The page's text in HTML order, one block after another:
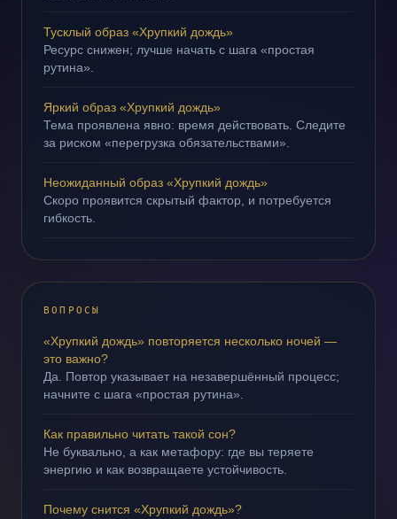
Тусклый образ «Хрупкий дождь»
Ресурс снижен; лучше начать с шага «простая
рутина».
Яркий образ «Хрупкий дождь»
Тема проявлена явно: время действовать. Следите
за риском «перегрузка обязательствами».
Неожиданный образ «Хрупкий дождь»
Скоро проявится скрытый фактор, и потребуется
гибкость.
ВОПРОСЫ
«Хрупкий дождь» повторяется несколько ночей —
это важно?
Да. Повтор указывает на незавершённый процесс;
начните с шага «простая рутина».
Как правильно читать такой сон?
Не буквально, а как метафору: где вы теряете
энергию и как возвращаете устойчивость.
Почему снится «Хрупкий дождь»?